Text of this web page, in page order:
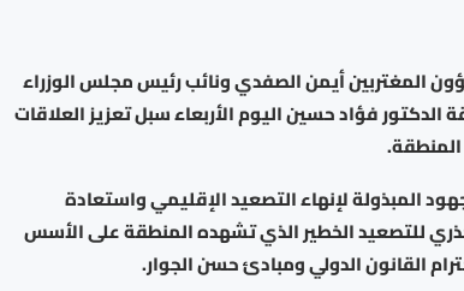
المغتربين أيمن الصفدي ونائب رئيس مجلس الوزراء
فؤاد حسين اليوم الأربعاء سبل تعزيز العلاقات
المنطقة.
المبذولة لإنهاء التصعيد الإقليمي واستعادة
للتصعيد الخطير الذي تشهده المنطقة على الأسس
القانون الدولي ومبادئ حسن الجوار.